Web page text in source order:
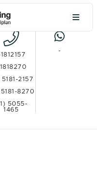
5181-2157
5181-8270
5055-
1465
-